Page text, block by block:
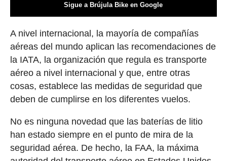
Sigue a Brújula Bike en Google
A nivel internacional, la mayoría de compañías
aéreas del mundo aplican las recomendaciones de
la IATA, la organización que regula es transporte
aéreo a nivel internacional y que, entre otras
cosas, establece las medidas de seguridad que
deben de cumplirse en los diferentes vuelos.
No es ninguna novedad que las baterías de litio
han estado siempre en el punto de mira de la
seguridad aérea. De hecho, la FAA, la máxima